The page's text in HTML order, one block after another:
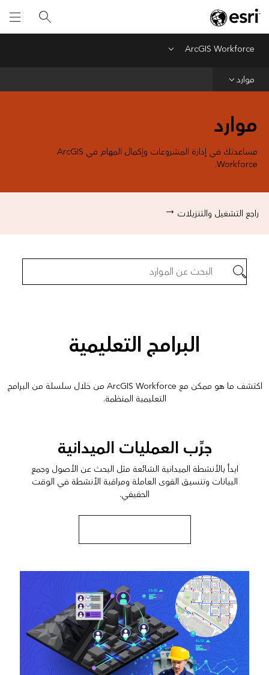
ArcGIS Workforce
Menu
موارد
المساعدة
الأسئلة الشائعة
موارد
مساعدتك في إدارة المشروعات وإكمال المهام في ArcGIS
Workforce.
راجع التشغيل والتنزيلات
البرامج التعليمية
اكتشف ما هو ممكن مع ArcGIS Workforce من خلال سلسلة من البرامج
التعليمية المنظمة.
جرِّب العمليات الميدانية
ابدأ بالأنشطة الميدانية الشائعة مثل البحث عن الأصول وجمع
البيانات وتنسيق القوى العاملة ومراقبة الأنشطة في الوقت
الحقيقي.